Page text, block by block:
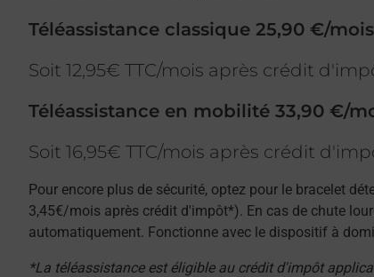
Téléassistance classique 25,90 €/mois
Soit 12,95€ TTC/mois après crédit
Téléassistance en mobilité 33,90 €/
Soit 16,95€ TTC/mois après crédit
Pour encore plus de sécurité, optez pour le bracelet
3,45€/mois après crédit d'impôt*). En cas de chute
automatiquement. Fonctionne avec le dispositif à
*La téléassistance est éligible au crédit d'impôt